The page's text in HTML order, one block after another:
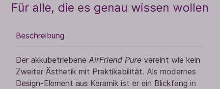
Für alle, die es genau wissen wollen
Beschreibung
Der akkubetriebene AirFriend Pure vereint wie kein
Zweiter Ästhetik mit Praktikabilität. Als modernes
Design-Element aus Keramik ist er ein Blickfang in